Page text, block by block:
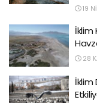
19
İklim
28
İklim